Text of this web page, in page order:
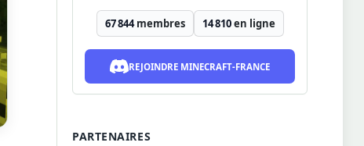
67 844membres 14 810en ligne
REJOINDRE MINECRAFT-FRANCE
PARTENAIRES